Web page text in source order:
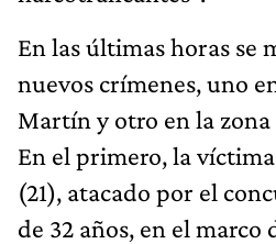
En las últimas horas se
nuevos crímenes, uno
Martín y otro en la zona
En el primero, la
(21), atacado por el
de 32 años, en el marco